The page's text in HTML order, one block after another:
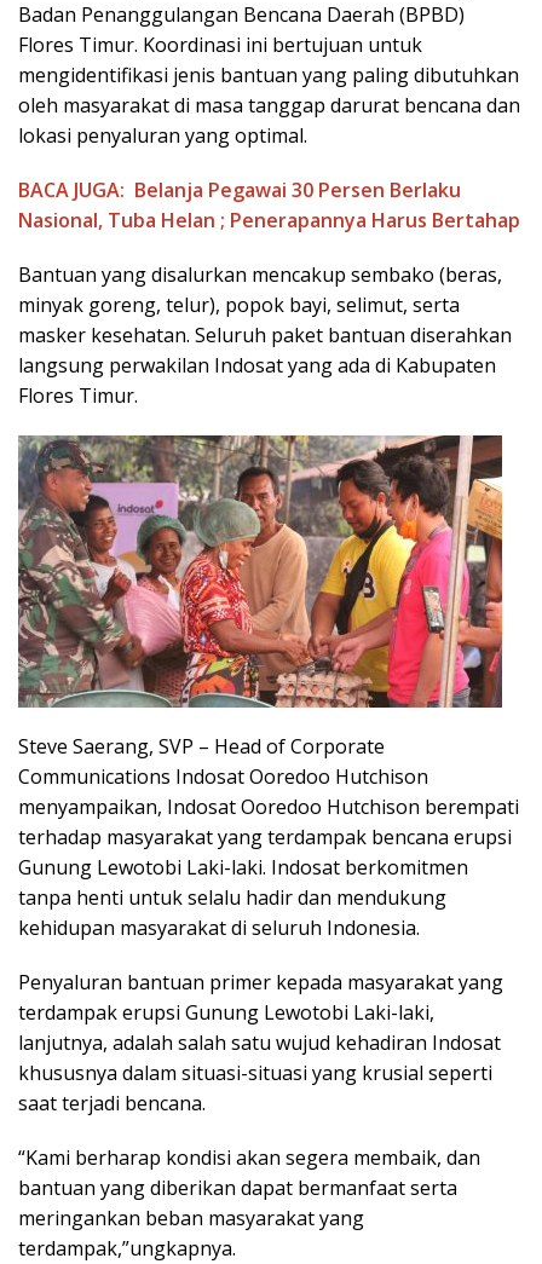
Badan Penanggulangan Bencana Daerah (BPBD)
Flores Timur. Koordinasi ini bertujuan untuk
mengidentifikasi jenis bantuan yang paling dibutuhkan
oleh masyarakat di masa tanggap darurat bencana dan
lokasi penyaluran yang optimal.
BACA JUGA: Belanja Pegawai 30 Persen Berlaku
Nasional, Tuba Helan ; Penerapannya Harus Bertahap
Bantuan yang disalurkan mencakup sembako (beras,
minyak goreng, telur), popok bayi, selimut, serta
masker kesehatan. Seluruh paket bantuan diserahkan
langsung perwakilan Indosat yang ada di Kabupaten
Flores Timur.
Steve Saerang, SVP – Head of Corporate
Communications Indosat Ooredoo Hutchison
menyampaikan, Indosat Ooredoo Hutchison berempati
terhadap masyarakat yang terdampak bencana erupsi
Gunung Lewotobi Laki-laki. Indosat berkomitmen
tanpa henti untuk selalu hadir dan mendukung
kehidupan masyarakat di seluruh Indonesia.
Penyaluran bantuan primer kepada masyarakat yang
terdampak erupsi Gunung Lewotobi Laki-laki,
lanjutnya, adalah salah satu wujud kehadiran Indosat
khususnya dalam situasi-situasi yang krusial seperti
saat terjadi bencana.
“Kami berharap kondisi akan segera membaik, dan
bantuan yang diberikan dapat bermanfaat serta
meringankan beban masyarakat yang
terdampak,”ungkapnya.